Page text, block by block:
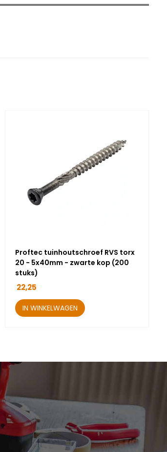
Proftec tuinhoutschroef RVS torx
20 - 5x40mm - zwarte kop (200
stuks)
22,25
IN WINKELWAGEN